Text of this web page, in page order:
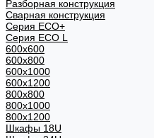
Разборная конструкция
Сварная конструкция
Серия ECO+
Серия ECO L
600x600
600x800
600х1000
600х1200
800x800
800х1000
800х1200
Шкафы 18U